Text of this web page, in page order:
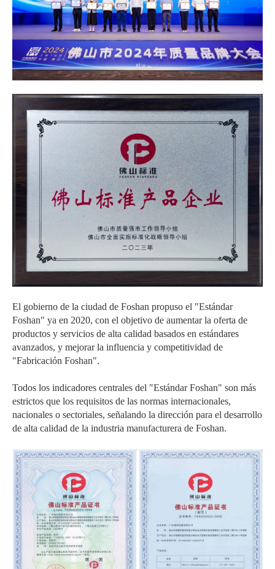
El gobierno de la ciudad de Foshan propuso el "Estándar
Foshan" ya en 2020, con el objetivo de aumentar la oferta de
productos y servicios de alta calidad basados en estándares
avanzados, y mejorar la influencia y competitividad de
"Fabricación Foshan".
Todos los indicadores centrales del "Estándar Foshan" son más
estrictos que los requisitos de las normas internacionales,
nacionales o sectoriales, señalando la dirección para el desarrollo
de alta calidad de la industria manufacturera de Foshan.